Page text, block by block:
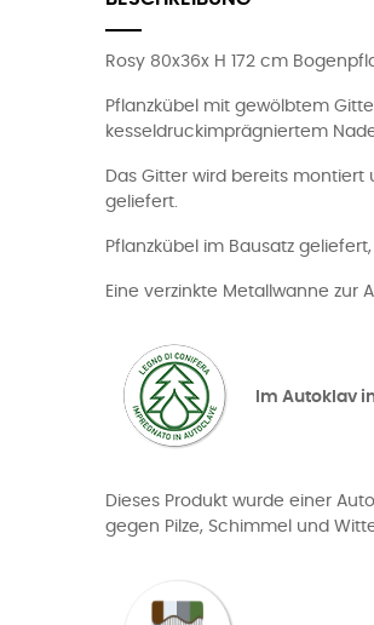
Rosy 80x36x H 172 cm
Pflanzkübel mit gewölbtem
kesseldruckimprägniertem
Das Gitter wird bereits montiert
geliefert.
Pflanzkübel im Bausatz
Eine verzinkte Metallwanne zur
Im Autoklav
Dieses Produkt wurde einer
gegen Pilze, Schimmel und